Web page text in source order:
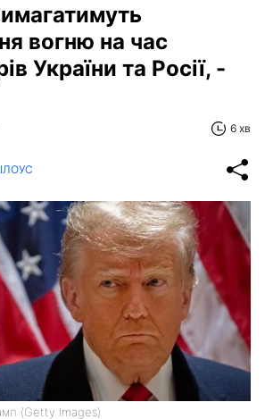
вогню на час
України та Росії, -
6 хв
(Getty Images)